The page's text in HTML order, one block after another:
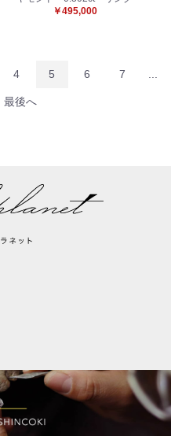
￥495,000
4 5 6 7
最後へ